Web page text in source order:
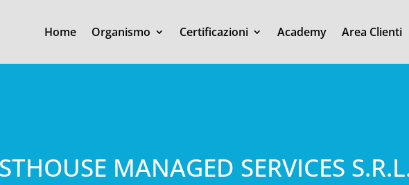
Home Organismo Certificazioni Academy Area Clienti
MANAGED SERVICES